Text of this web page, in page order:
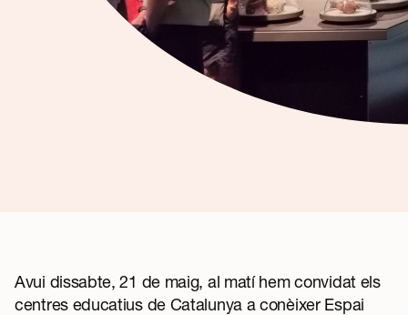
Avui dissabte, 21 de maig, al matí hem convidat els
centres educatius de Catalunya a conèixer Espai